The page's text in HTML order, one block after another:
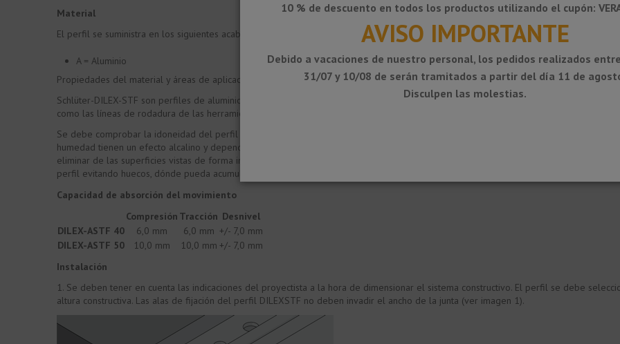
Material
El perfil se suministra en los siguientes acabados:
A = Aluminio
Propiedades del material y áreas de aplicación:
Schlüter-DILEX-STF son perfiles de aluminio. En el caso de las superficies metálicas de aluminio sin tratar, no se pueden evitar las
como las líneas de rodadura de las herramientas. Estas características son propias de la fabricación y no afectan a la funcionalidad de
Se debe comprobar la idoneidad del perfil DILEX-STF según las cargas químicas esperadas. El aluminio es sensible a medios
humedad tienen un efecto alcalino y dependiendo del nivel de concentración y del tiempo de exposición pueden provocar
eliminar de las superficies vistas de forma inmediata cualquier resto de mortero de rejuntado o de adhesivo. Las baldosas recién
perfil evitando huecos, dónde pueda acumularse agua alcalina.
Capacidad de absorción del movimiento
Compresión Tracción Desnivel
DILEX-ASTF 40
6,0 mm 6,0 mm +/- 7,0 mm
DILEX-ASTF 50
10,0 mm 10,0 mm +/- 7,0 mm
Instalación
1. Se deben tener en cuenta las indicaciones del proyectista a la hora de dimensionar el sistema constructivo. El perfil se debe
altura constructiva. Las alas de fijación del perfil DILEXSTF no deben invadir el ancho de la junta (ver imagen 1).
10 % de descuento en todos los productos utilizando el cupón:
AVISO IMPORTANTE
Debido a vacaciones de nuestro personal, los pedidos realizados
31/07 y 10/08 de serán tramitados a partir del día 11 de
Disculpen las molestias.